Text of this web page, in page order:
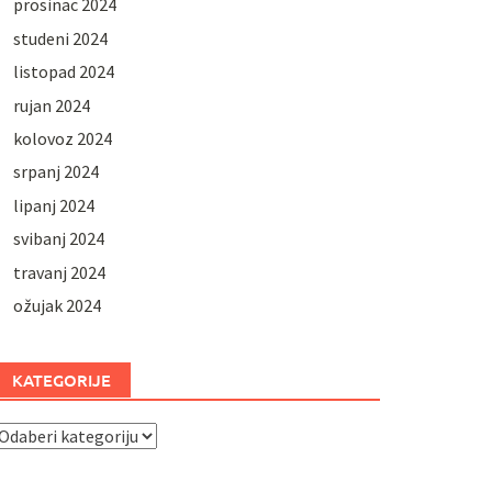
prosinac 2024
studeni 2024
listopad 2024
rujan 2024
kolovoz 2024
srpanj 2024
lipanj 2024
svibanj 2024
travanj 2024
ožujak 2024
KATEGORIJE